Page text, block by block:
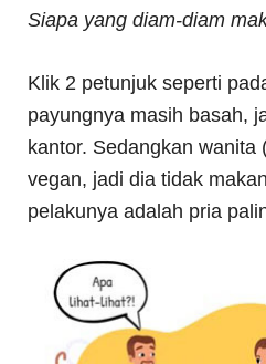
Siapa yang diam-diam
Klik 2 petunjuk seperti
payungnya masih basah,
kantor. Sedangkan wanita
vegan, jadi dia tidak
pelakunya adalah pria